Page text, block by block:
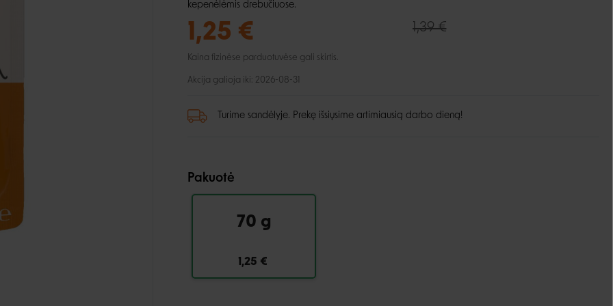
ir aksesuarai
ir lietpalčiai
ir džemperiai
Automobiliui
Guoliai ir patiesimai
priežiūra
dantų ir pėdų priežiūra
priemonės
Petnešos
Pavadėliai
Dubenėliai ir maitinimas
kepenėlėmis drebučiuose.
1,25 € 1,39 €
Kaina fizinėse parduotuvėse gali skirtis.
Akcija galioja iki: 2026-08-31
Turime sandėlyje. Prekę išsiųsime artimiausią darbo dieną!
Pakuotė
70 g
1,25 €